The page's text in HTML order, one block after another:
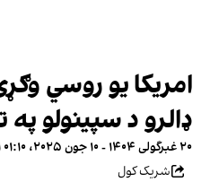
امریکا یو روسي
ډالرو د سپینولو په
۲۰ غبرگولی ۱۴۰۴ - ۱۰ جون ۲۰۲۵، ۰۱:۱۰ GMT+۱
شریک کول